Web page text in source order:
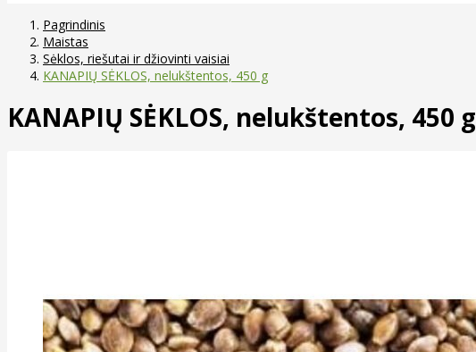
Pagrindinis
Maistas
Sėklos, riešutai ir džiovinti vaisiai
KANAPIŲ SĖKLOS, nelukštentos, 450 g
KANAPIŲ SĖKLOS, nelukštentos, 450 g